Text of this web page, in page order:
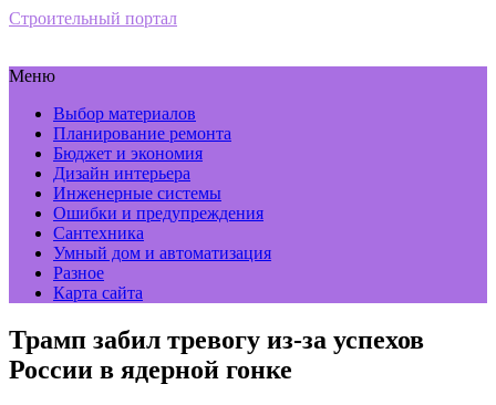
Строительный портал
Меню
Выбор материалов
Планирование ремонта
Бюджет и экономия
Дизайн интерьера
Инженерные системы
Ошибки и предупреждения
Сантехника
Умный дом и автоматизация
Разное
Карта сайта
Трамп забил тревогу из-за успехов
России в ядерной гонке